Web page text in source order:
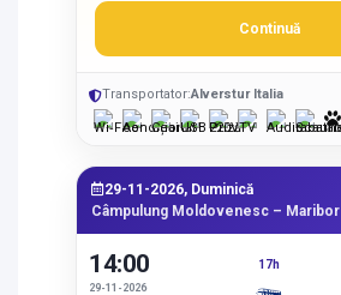
Continuă
Transportator:Alverstur Italia
29-11-2026, Duminică
Câmpulung Moldovenesc – Maribor
14:00
29-11-2026
17h